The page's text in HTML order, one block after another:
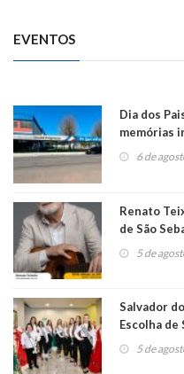
EVENTOS
Dia dos
memórias
6 de
Renato
de São
5 de
Salvador
Escolha de
5 de